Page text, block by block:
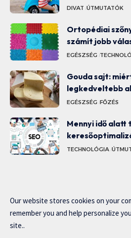
DIVAT ÚTMUTATÓK
Ortopédiai
számít jobb
EGÉSZSÉG
Gouda sajt:
legkedveltebb
EGÉSZSÉG FŐZÉS
Mennyi idő alatt
TECHNOLÓGIA
Our website stores cookies on your
remember you and help personalize
site..